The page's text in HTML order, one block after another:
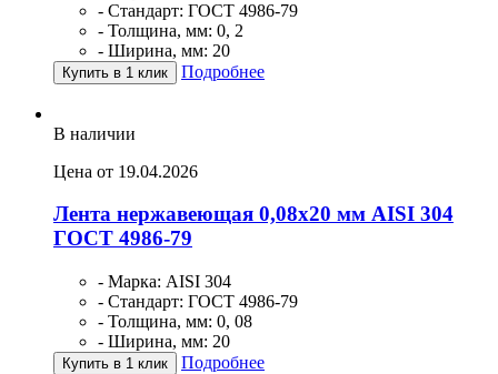
- Стандарт: ГОСТ 4986-79
- Толщина, мм: 0, 2
- Ширина, мм: 20
Купить в 1 клик Подробнее
В наличии
Цена от 19.04.2026
Лента нержавеющая 0,08х20 мм AISI 304
ГОСТ 4986-79
- Марка: AISI 304
- Стандарт: ГОСТ 4986-79
- Толщина, мм: 0, 08
- Ширина, мм: 20
Купить в 1 клик Подробнее